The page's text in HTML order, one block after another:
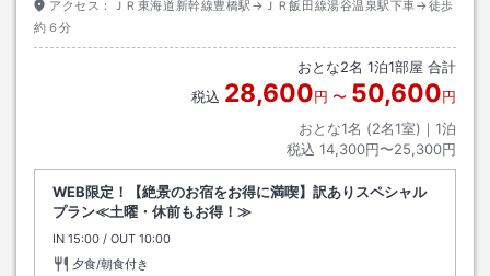
アクセス：
ＪＲ東海道新幹線豊橋駅→ＪＲ飯田線湯谷温泉駅下車→徒歩
約６分
おとな2名 1泊1部屋 合計
税込 28,600円 〜 50,600円
おとな1名 (2名1室)｜ 1泊
税込 14,300円〜25,300円
WEB限定！【絶景のお宿をお得に満喫】訳ありスペシャル
プラン≪土曜・休前もお得！≫
IN チェックイン
15:00 / OUT チェックアウト
10:00
夕食/朝食付き